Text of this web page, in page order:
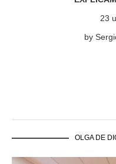
23
by
OLGA DE